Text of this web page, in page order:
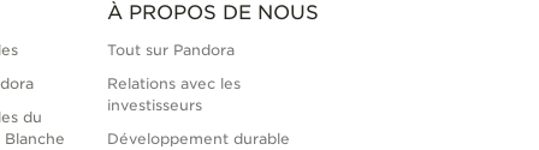
du
Blanche
À PROPOS DE NOUS
Tout sur Pandora
Relations avec les
investisseurs
Développement durable